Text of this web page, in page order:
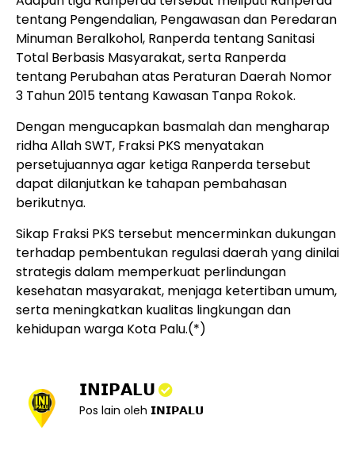
tentang Pengendalian, Pengawasan dan Peredaran
Minuman Beralkohol, Ranperda tentang Sanitasi
Total Berbasis Masyarakat, serta Ranperda
tentang Perubahan atas Peraturan Daerah Nomor
3 Tahun 2015 tentang Kawasan Tanpa Rokok.
Dengan mengucapkan basmalah dan mengharap
ridha Allah SWT, Fraksi PKS menyatakan
persetujuannya agar ketiga Ranperda tersebut
dapat dilanjutkan ke tahapan pembahasan
berikutnya.
Sikap Fraksi PKS tersebut mencerminkan dukungan
terhadap pembentukan regulasi daerah yang dinilai
strategis dalam memperkuat perlindungan
kesehatan masyarakat, menjaga ketertiban umum,
serta meningkatkan kualitas lingkungan dan
kehidupan warga Kota Palu.(*)
𝗜𝗡𝗜𝗣𝗔𝗟𝗨
Pos lain oleh 𝗜𝗡𝗜𝗣𝗔𝗟𝗨